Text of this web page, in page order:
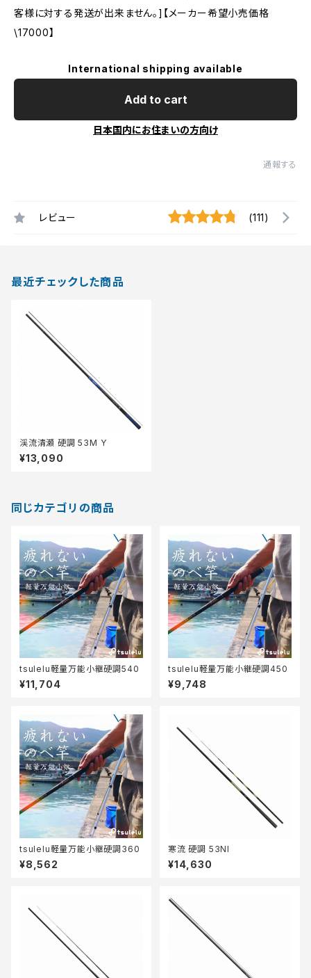
客様に対する発送が出来ません。]【メーカー希望小売価格
\17000】
International shipping available
Add to cart
日本国内にお住まいの方向け
通報する
レビュー (111)
最近チェックした商品
渓流清瀬 硬調 53M Y
¥13,090
同じカテゴリの商品
tsulelu軽量万能小継硬調540
¥11,704
tsulelu軽量万能小継硬調450
¥9,748
tsulelu軽量万能小継硬調360
¥8,562
寒流 硬調 53NI
¥14,630